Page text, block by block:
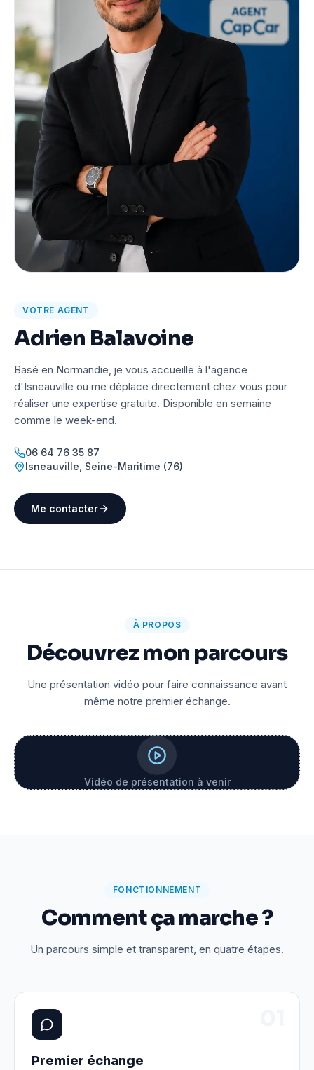
VOTRE AGENT
Adrien Balavoine
Basé en Normandie, je vous accueille à l'agence
d'Isneauville ou me déplace directement chez vous pour
réaliser une expertise gratuite. Disponible en semaine
comme le week-end.
06 64 76 35 87
Isneauville Seine-Maritime (76)
Me contacter
À PROPOS
Découvrez mon parcours
Une présentation vidéo pour faire connaissance avant
même notre premier échange.
Vidéo de présentation à venir
FONCTIONNEMENT
Comment ça marche ?
Un parcours simple et transparent, en quatre étapes.
Premier échange